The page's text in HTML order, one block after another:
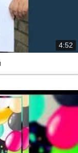
4:52